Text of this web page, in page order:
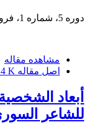
دوره 5، شماره 1، فروردین 2023، صفحه
مشاهده مقاله
اصل مقاله K
أبعاد
للشاعر